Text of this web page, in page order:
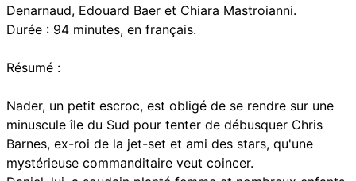
Denarnaud, Edouard Baer et Chiara Mastroianni.
Durée : 94 minutes, en français.
Résumé :
Nader, un petit escroc, est obligé de se rendre sur une
minuscule île du Sud pour tenter de débusquer Chris
Barnes, ex-roi de la jet-set et ami des stars, qu'une
mystérieuse commanditaire veut coincer.